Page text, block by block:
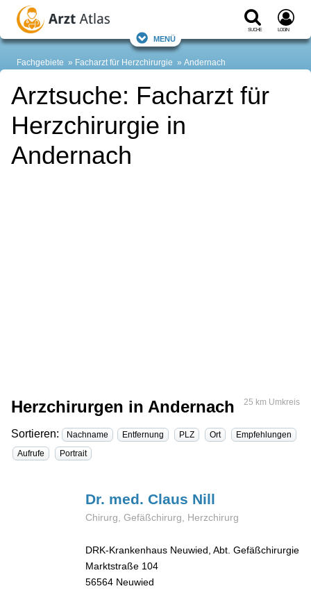
Suche Login
Menü
Fachgebiete Facharzt für Herzchirurgie Andernach
Arztsuche: Facharzt für
Herzchirurgie in
Andernach
Herzchirurgen in Andernach 25 km Umkreis
Sortieren: Nachname Entfernung PLZ Ort
Empfehlungen
Aufrufe
Portrait
Dr. med. Claus Nill
Chirurg, Gefäßchirurg, Herzchirurg
DRK-Krankenhaus Neuwied, Abt. Gefäßchirurgie
Marktstraße 104
56564 Neuwied